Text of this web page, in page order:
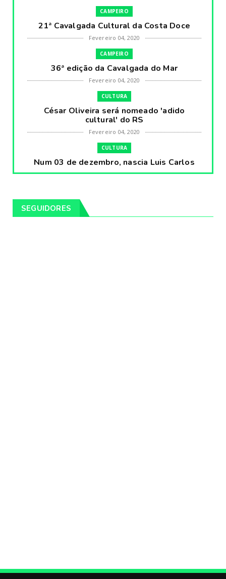
CAMPEIRO
21ª Cavalgada Cultural da Costa Doce
Fevereiro 04, 2020
CAMPEIRO
36ª edição da Cavalgada do Mar
Fevereiro 04, 2020
CULTURA
César Oliveira será nomeado 'adido
cultural' do RS
Fevereiro 04, 2020
CULTURA
Num 03 de dezembro, nascia Luis Carlos
Prestes, o Cavaleiro ...
Pintores da Temática Gauchesca - parte
SEGUIDORES